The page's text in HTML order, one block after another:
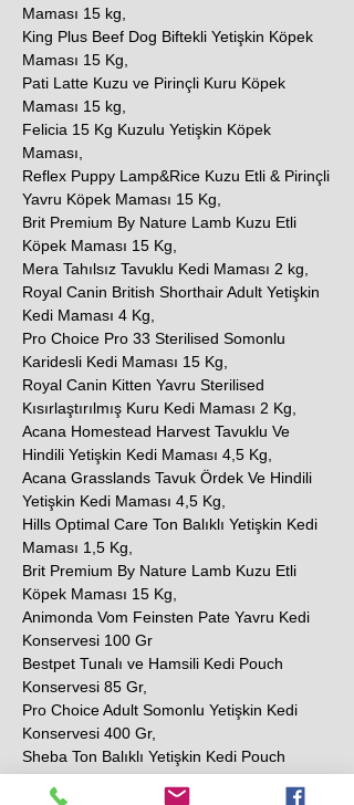
Maması 15 kg,
King Plus Beef Dog Biftekli Yetişkin Köpek
Maması 15 Kg,
Pati Latte Kuzu ve Pirinçli Kuru Köpek
Maması 15 kg,
Felicia 15 Kg Kuzulu Yetişkin Köpek
Maması,
Reflex Puppy Lamp&Rice Kuzu Etli & Pirinçli
Yavru Köpek Maması 15 Kg,
Brit Premium By Nature Lamb Kuzu Etli
Köpek Maması 15 Kg,
Mera Tahılsız Tavuklu Kedi Maması 2 kg,
Royal Canin British Shorthair Adult Yetişkin
Kedi Maması 4 Kg,
Pro Choice Pro 33 Sterilised Somonlu
Karidesli Kedi Maması 15 Kg,
Royal Canin Kitten Yavru Sterilised
Kısırlaştırılmış Kuru Kedi Maması 2 Kg,
Acana Homestead Harvest Tavuklu Ve
Hindili Yetişkin Kedi Maması 4,5 Kg,
Acana Grasslands Tavuk Ördek Ve Hindili
Yetişkin Kedi Maması 4,5 Kg,
Hills Optimal Care Ton Balıklı Yetişkin Kedi
Maması 1,5 Kg,
Brit Premium By Nature Lamb Kuzu Etli
Köpek Maması 15 Kg,
Animonda Vom Feinsten Pate Yavru Kedi
Konservesi 100 Gr
Bestpet Tunalı ve Hamsili Kedi Pouch
Konservesi 85 Gr,
Pro Choice Adult Somonlu Yetişkin Kedi
Konservesi 400 Gr,
Sheba Ton Balıklı Yetişkin Kedi Pouch
Konserve 85 Gr,